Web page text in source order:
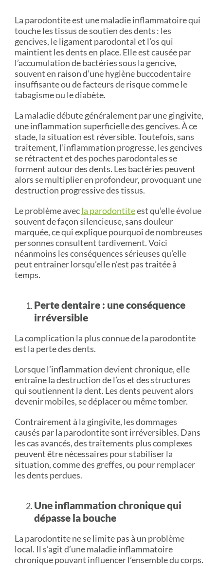
La parodontite est une maladie inflammatoire qui
touche les tissus de soutien des dents : les
gencives, le ligament parodontal et l’os qui
maintient les dents en place. Elle est causée par
l’accumulation de bactéries sous la gencive,
souvent en raison d’une hygiène buccodentaire
insuffisante ou de facteurs de risque comme le
tabagisme ou le diabète.
La maladie débute généralement par une gingivite,
une inflammation superficielle des gencives. À ce
stade, la situation est réversible. Toutefois, sans
traitement, l’inflammation progresse, les gencives
se rétractent et des poches parodontales se
forment autour des dents. Les bactéries peuvent
alors se multiplier en profondeur, provoquant une
destruction progressive des tissus.
Le problème avecla parodontiteest qu’elle évolue
souvent de façon silencieuse, sans douleur
marquée, ce qui explique pourquoi de nombreuses
personnes consultent tardivement. Voici
néanmoins les conséquences sérieuses qu’elle
peut entrainer lorsqu’elle n’est pas traitée à
temps.
Perte dentaire : une conséquence
irréversible
La complication la plus connue de la parodontite
est la perte des dents.
Lorsque l’inflammation devient chronique, elle
entraîne la destruction de l’os et des structures
qui soutiennent la dent. Les dents peuvent alors
devenir mobiles, se déplacer ou même tomber.
Contrairement à la gingivite, les dommages
causés par la parodontite sont irréversibles. Dans
les cas avancés, des traitements plus complexes
peuvent être nécessaires pour stabiliser la
situation, comme des greffes, ou pour remplacer
les dents perdues.
Une inflammation chronique qui
dépasse la bouche
La parodontite ne se limite pas à un problème
local. Il s’agit d’une maladie inflammatoire
chronique pouvant influencer l’ensemble du corps.